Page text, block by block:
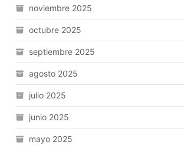
noviembre 2025
octubre 2025
septiembre 2025
agosto 2025
julio 2025
junio 2025
mayo 2025